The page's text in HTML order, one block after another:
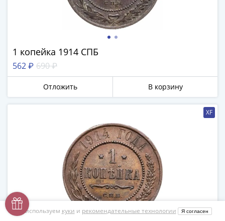
1 копейка 1914 СПБ
562 ₽ 690 ₽
Отложить В корзину
XF
Мы используем куки и рекомендательные технологии Я согласен